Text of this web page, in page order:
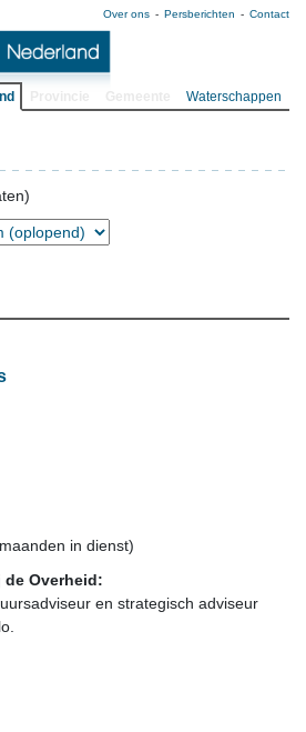
Over ons Persberichten Contact
Waterschappen
in dienst)
de Overheid:
en strategisch adviseur